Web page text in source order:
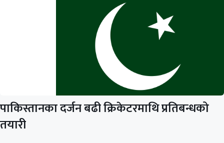
पाकिस्तानका दर्जन बढी क्रिकेटरमाथि प्रतिबन्धको
तयारी